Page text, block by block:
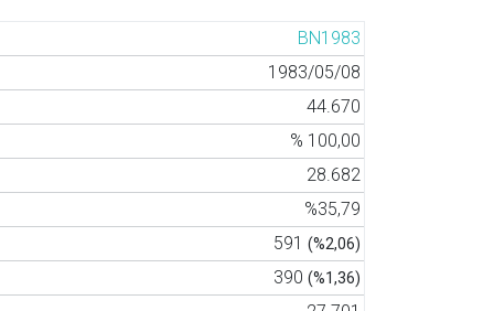
BN1983
1983/05/08
44.670
% 100,00
28.682
%35,79
591 (%2,06)
390 (%1,36)